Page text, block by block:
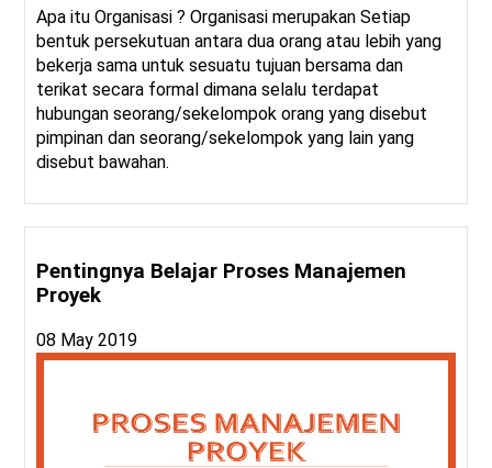
Apa itu Organisasi ? Organisasi merupakan Setiap
bentuk persekutuan antara dua orang atau lebih yang
bekerja sama untuk sesuatu tujuan bersama dan
terikat secara formal dimana selalu terdapat
hubungan seorang/sekelompok orang yang disebut
pimpinan dan seorang/sekelompok yang lain yang
disebut bawahan.
Pentingnya Belajar Proses Manajemen
Proyek
08 May 2019